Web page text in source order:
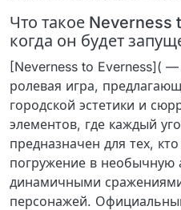
Что такое Neverness
когда он будет
[Neverness to Everness](
ролевая игра,
городской эстетики и
элементов, где каждый
предназначен для тех,
погружение в необычную
динамичными
персонажей.